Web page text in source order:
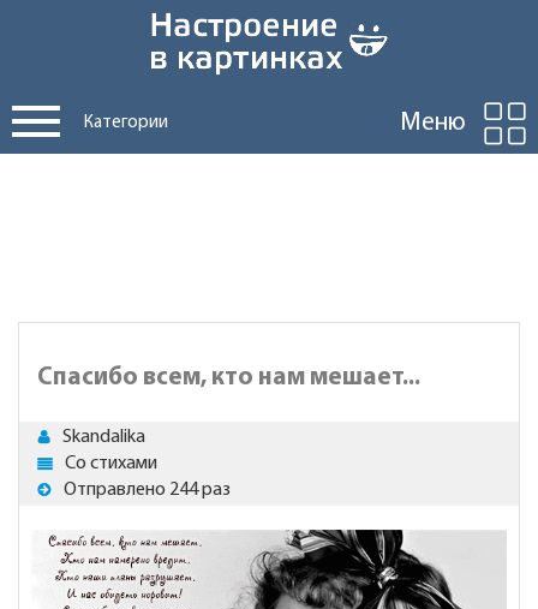
Категории Меню
Спасибо всем, кто нам мешает...
Skandalika
Со стихами
Отправлено 244 раз